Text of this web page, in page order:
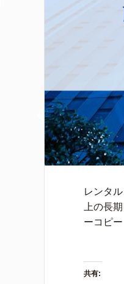
レンタ
上の長
ーコピ
共有: